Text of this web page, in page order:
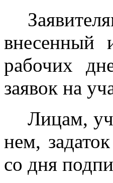
внесенный
рабочих
заявок на
Лицам,
нем,
со дня